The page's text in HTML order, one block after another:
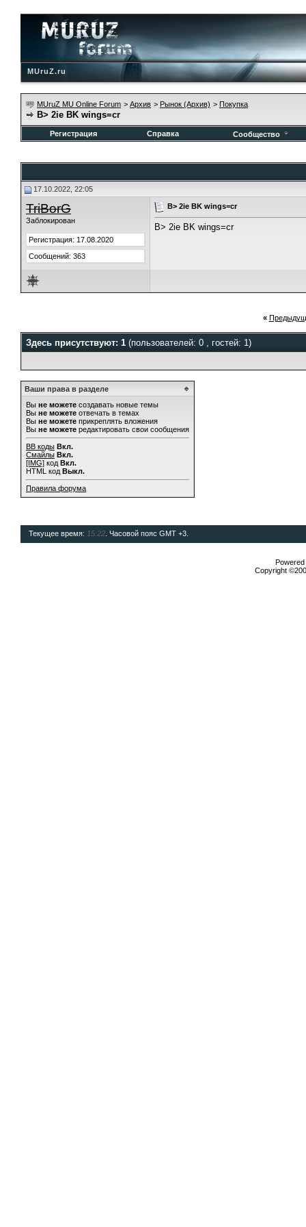
MUruZ.ru
MUruZ MU Online Forum > Архив > Рынок (Архив) > Покупка
B> 2ie BK wings=cr
Регистрация Справка Сообщество
17.10.2022, 22:05
TriBorG
Заблокирован
Регистрация: 17.08.2020
Сообщений: 363
B> 2ie BK wings=cr
B> 2ie BK wings=cr
«
Здесь присутствуют: 1 (пользователей: 0 , гостей: 1)
Ваши права в разделе
Вы не можете создавать новые темы
Вы не можете отвечать в темах
Вы не можете прикреплять вложения
Вы не можете редактировать свои сообщения
BB коды Вкл.
Смайлы Вкл.
[IMG] код Вкл.
HTML код Выкл.
Правила форума
Текущее время: 15:22 . Часовой пояс GMT +3.
Copyright